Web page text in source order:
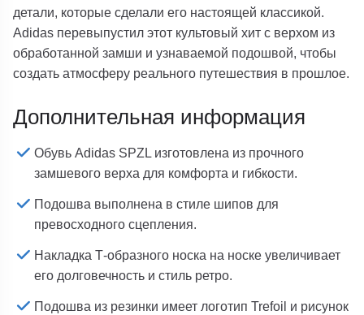
детали, которые сделали его настоящей классикой.
Adidas перевыпустил этот культовый хит с верхом из
обработанной замши и узнаваемой подошвой, чтобы
создать атмосферу реального путешествия в прошлое.
Дополнительная информация
Обувь Adidas SPZL изготовлена ​​из прочного
замшевого верха для комфорта и гибкости.
Подошва выполнена в стиле шипов для
превосходного сцепления.
Накладка Т-образного носка на носке увеличивает
его долговечность и стиль ретро.
Подошва из резинки имеет логотип Trefoil и рисунок